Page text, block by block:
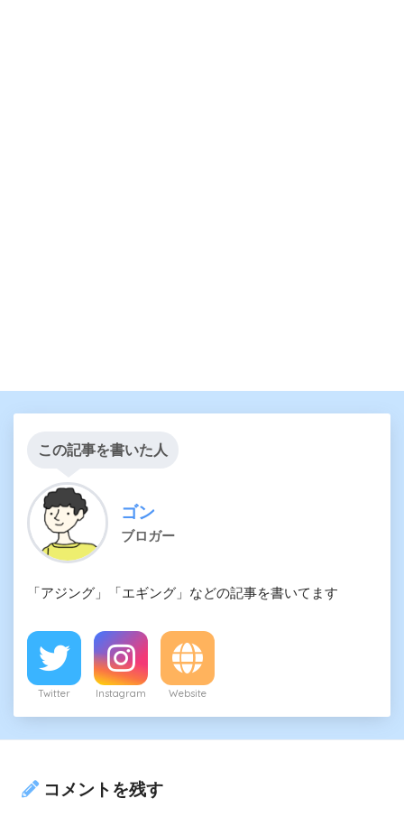
この記事を書いた人
ゴン
ブロガー
「アジング」「エギング」などの記事を書いてます
Twitter Instagram Website
コメントを残す